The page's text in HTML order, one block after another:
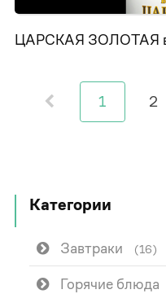
ЦАРСКАЯ ЗОЛОТАЯ
1 2
Категории
Завтраки (16)
Горячие блюда